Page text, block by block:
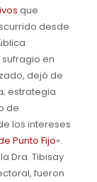
que
desde
en
dejó de
estrategia
de
los intereses
Punto Fijo«.
Dra. Tibisay
fueron